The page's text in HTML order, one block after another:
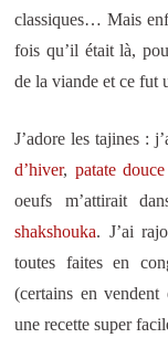
classiques… Mais
fois qu’il était là,
de la viande et ce fut
J’adore les tajines :
d’hiver, patate douce
oeufs m’attirait
shakshouka. J’ai
toutes faites en
(certains en
une recette super